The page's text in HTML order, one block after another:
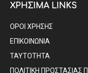
ΧΡΗΣΙΜΑ LINKS
ΟΡΟΙ ΧΡΗΣΗΣ
ΕΠΙΚΟΙΝΩΝΙΑ
ΤΑΥΤΟΤΗΤΑ
ΠΟΛΙΤΙΚΗ